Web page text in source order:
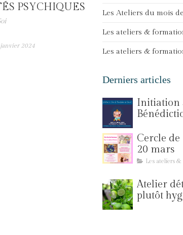
PSYCHIQUES
2024
Les Ateliers du mois
Les ateliers &
Les ateliers &
Derniers articles
Initiation
Cercle
20 mars
Les ateliers
Atelier
plutôt